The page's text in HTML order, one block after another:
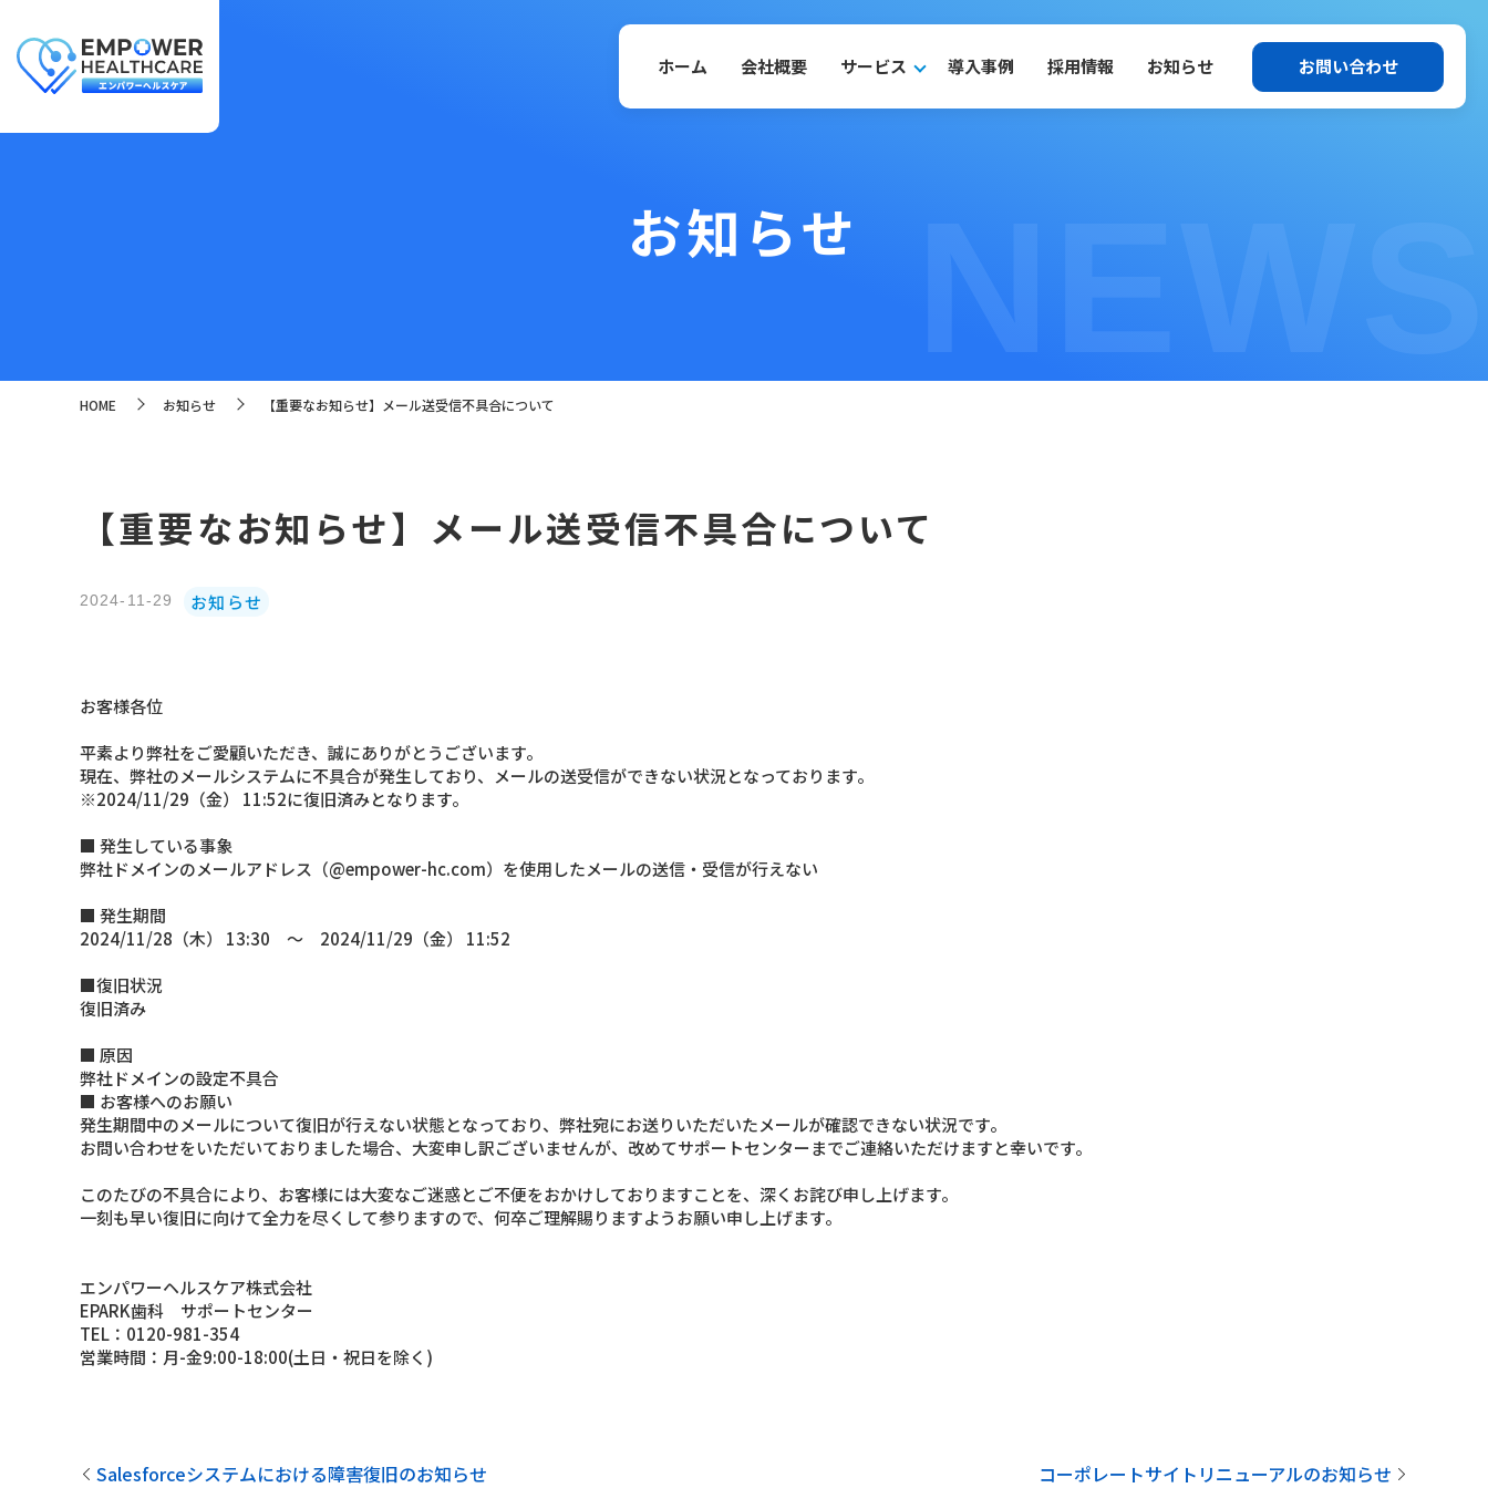
ホーム 会社概要 サービス 導入事例 採用情報 お知らせ お問い合わせ
お知らせ NEWS
HOME お知らせ 【重要なお知らせ】メール送受信不具合について
【重要なお知らせ】メール送受信不具合について
2024-11-29 お知らせ
お客様各位
平素より弊社をご愛顧いただき、誠にありがとうございます。
現在、弊社のメールシステムに不具合が発生しており、メールの送受信ができない状況となっております。
※2024/11/29（金） 11:52に復旧済みとなります。
■ 発生している事象
弊社ドメインのメールアドレス（@empower-hc.com）を使用したメールの送信・受信が行えない
■ 発生期間
2024/11/28（木） 13:30 ～ 2024/11/29（金） 11:52
■復旧状況
復旧済み
■ 原因
弊社ドメインの設定不具合
■ お客様へのお願い
発生期間中のメールについて復旧が行えない状態となっており、弊社宛にお送りいただいたメールが確認できない状況です。
お問い合わせをいただいておりました場合、大変申し訳ございませんが、改めてサポートセンターまでご連絡いただけますと幸いです。
このたびの不具合により、お客様には大変なご迷惑とご不便をおかけしておりますことを、深くお詫び申し上げます。
一刻も早い復旧に向けて全力を尽くして参りますので、何卒ご理解賜りますようお願い申し上げます。
エンパワーヘルスケア株式会社
EPARK歯科 サポートセンター
TEL：0120-981-354
営業時間：月-金9:00-18:00(土日・祝日を除く)
Salesforceシステムにおける障害復旧のお知らせ コーポレートサイトリニューアルのお知らせ